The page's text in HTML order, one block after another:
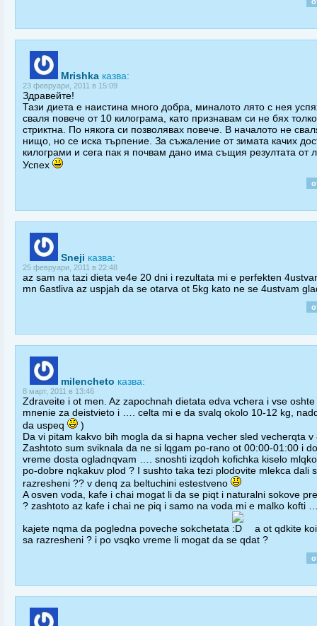
Mrishka казва:
23 февруари, 2011 в 15:09
Здравейте!
Тази диета е наистина много добра, миналото лято с нея
сваля повече от 10 килограма, като признавам си не бях
стриктна. По някога си позволявах повече. В началото не
нищо, но се иска търпение. За съжаление от зимата качих
килограми и сега пак я почвам дано има същия резултата от
Успех
Sneji казва:
25 февруари, 2011 в 22:48
az sam na tazi dieta ve4e 20 dni i rezultata mi e perfekten
mn 6astliva az uspjah da se otarva ot 5kg kato ne se 4ustvam
milencheto казва:
8 март, 2011 в 13:46
Zdraveite i ot men. Az zapochnah dietata edva vchera i vse
mnenie za deistvieto i …. celta mi e da svalq okolo 10-12 kg,
da uspeq
)
Da vi pitam kakvo bih mogla da si hapna vecher sled vecherqta v
Zashtoto sum sviknala da ne si lqgam po-rano ot 00:00-01:00 i
vreme dosta ogladnqvam …. snoshti izqdoh kofichka kiselo
po-dobre nqkakuv plod ? I sushto taka tezi plodovite mlekca dali
razresheni ?? v denq za beltuchini estestveno
A osven voda, kafe i chai mogat li da se piqt i naturalni sokove
? zashtoto az kafe i chai ne piq i samo na voda mi e malko kofti
kajete nqma da pogledna poveche sokchetata
a ot qdkite
sa razresheni ? i po vsqko vreme li mogat da se qdat ?